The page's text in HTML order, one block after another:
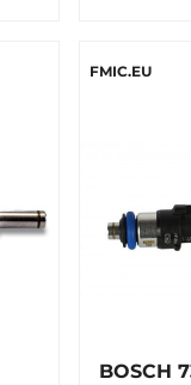
FMIC.EU
BOSCH